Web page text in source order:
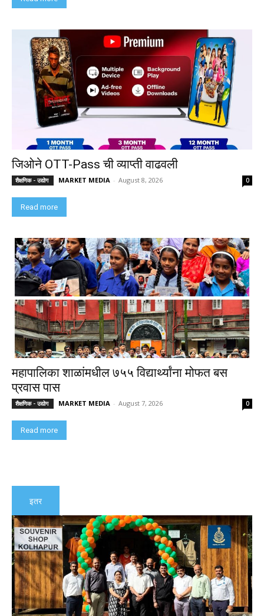
जिओने OTT-Pass ची व्याप्ती वाढवली
शैक्षणिक - उद्योग MARKET MEDIA - August 8, 2026 0
Read more
महापालिका शाळांमधील ७५५ विद्यार्थ्यांना मोफत बस
प्रवास पास
शैक्षणिक - उद्योग MARKET MEDIA - August 7, 2026 0
Read more
इतर